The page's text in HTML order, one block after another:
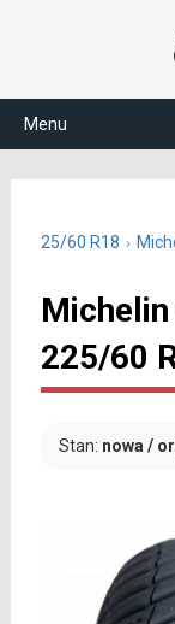
Menu
225/60 R18
225/60
Stan: nowa /